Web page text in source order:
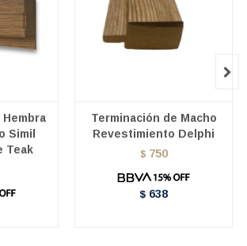
Simil
Teak
Terminación de Macho
Revestimiento Delphi
$ 750
$ 638
